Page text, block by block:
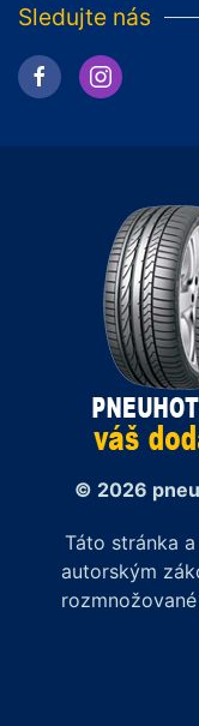
Sledujte nás
© 2026
Táto stránka
autorským